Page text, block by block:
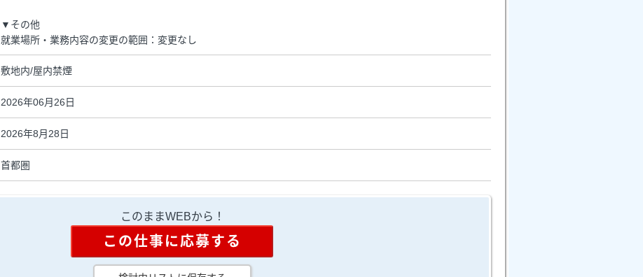
▼その他
就業場所・業務内容の変更の範囲：変更なし
敷地内/屋内禁煙
2026年06月26日
2026年8月28日
首都圏
このままWEBから！
この仕事に応募する